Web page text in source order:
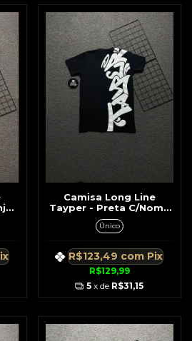
Camisa Long Line
Tayper - Preta C/Nome
Vertical
Único
R$129,99
R$123,49 com Pix
5 x de R$31,15